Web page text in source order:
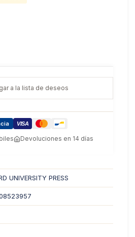
a la lista de deseos
VISA
Devoluciones en 14 días
UNIVERSITY PRESS